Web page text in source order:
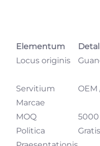
Elementum
Locus originis
Servitium
Marcae
MOQ
Politica